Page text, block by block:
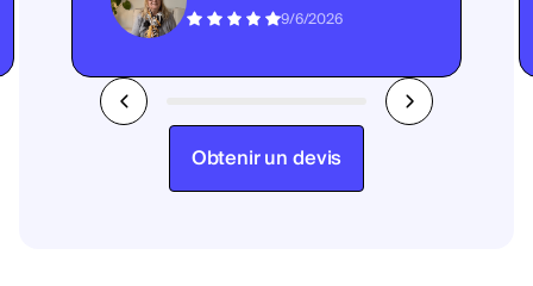
9/6/2026
Obtenir un devis